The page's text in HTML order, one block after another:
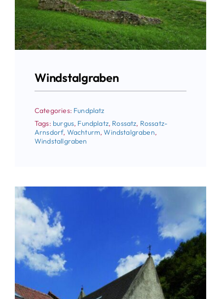
Windstalgraben
Categories: Fundplatz
Tags: burgus, Fundplatz, Rossatz, Rossatz-
Arnsdorf, Wachturm,Windstalgraben,
Windstallgraben